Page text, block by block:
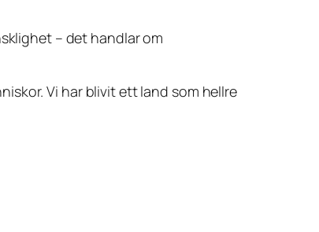
– det handlar om
Vi har blivit ett land som hellre